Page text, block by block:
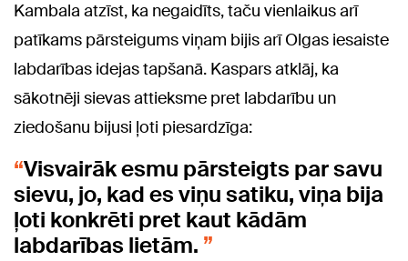
Kambala atzīst, ka negaidīts, taču vienlaikus arī
patīkams pārsteigums viņam bijis arī Olgas iesaiste
labdarības idejas tapšanā. Kaspars atklāj, ka
sākotnēji sievas attieksme pret labdarību un
ziedošanu bijusi ļoti piesardzīga:
Visvairāk esmu pārsteigts par savu
sievu, jo, kad es viņu satiku, viņa bija
ļoti konkrēti pret kaut kādām
labdarības lietām.